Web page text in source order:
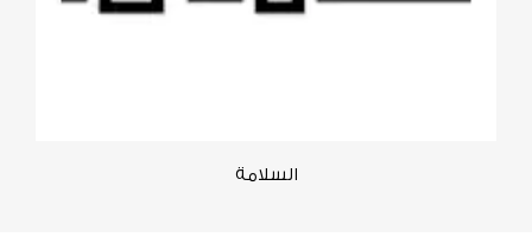
السلامة